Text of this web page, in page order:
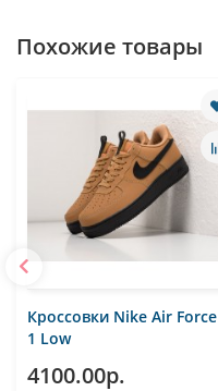
Похожие товары
Кроссовки Nike Air Force
1 Low
4100.00р.